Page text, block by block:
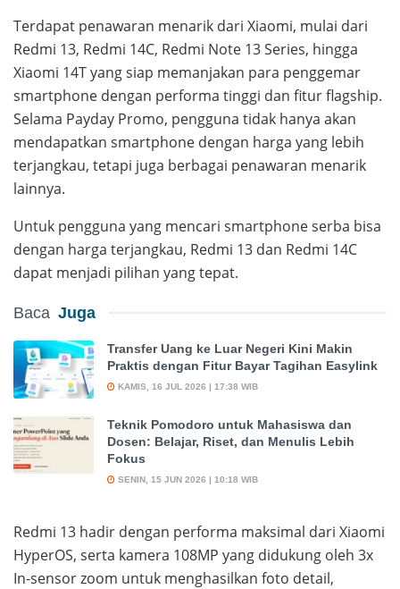
Terdapat penawaran menarik dari Xiaomi, mulai dari
Redmi 13, Redmi 14C, Redmi Note 13 Series, hingga
Xiaomi 14T yang siap memanjakan para penggemar
smartphone dengan performa tinggi dan fitur flagship.
Selama Payday Promo, pengguna tidak hanya akan
mendapatkan smartphone dengan harga yang lebih
terjangkau, tetapi juga berbagai penawaran menarik
lainnya.
Untuk pengguna yang mencari smartphone serba bisa
dengan harga terjangkau, Redmi 13 dan Redmi 14C
dapat menjadi pilihan yang tepat.
Baca Juga
Transfer Uang ke Luar Negeri Kini Makin
Praktis dengan Fitur Bayar Tagihan Easylink
KAMIS, 16 JUL 2026 | 17:38 WIB
Teknik Pomodoro untuk Mahasiswa dan
Dosen: Belajar, Riset, dan Menulis Lebih
Fokus
SENIN, 15 JUN 2026 | 10:18 WIB
Redmi 13 hadir dengan performa maksimal dari Xiaomi
HyperOS, serta kamera 108MP yang didukung oleh 3x
In-sensor zoom untuk menghasilkan foto detail,